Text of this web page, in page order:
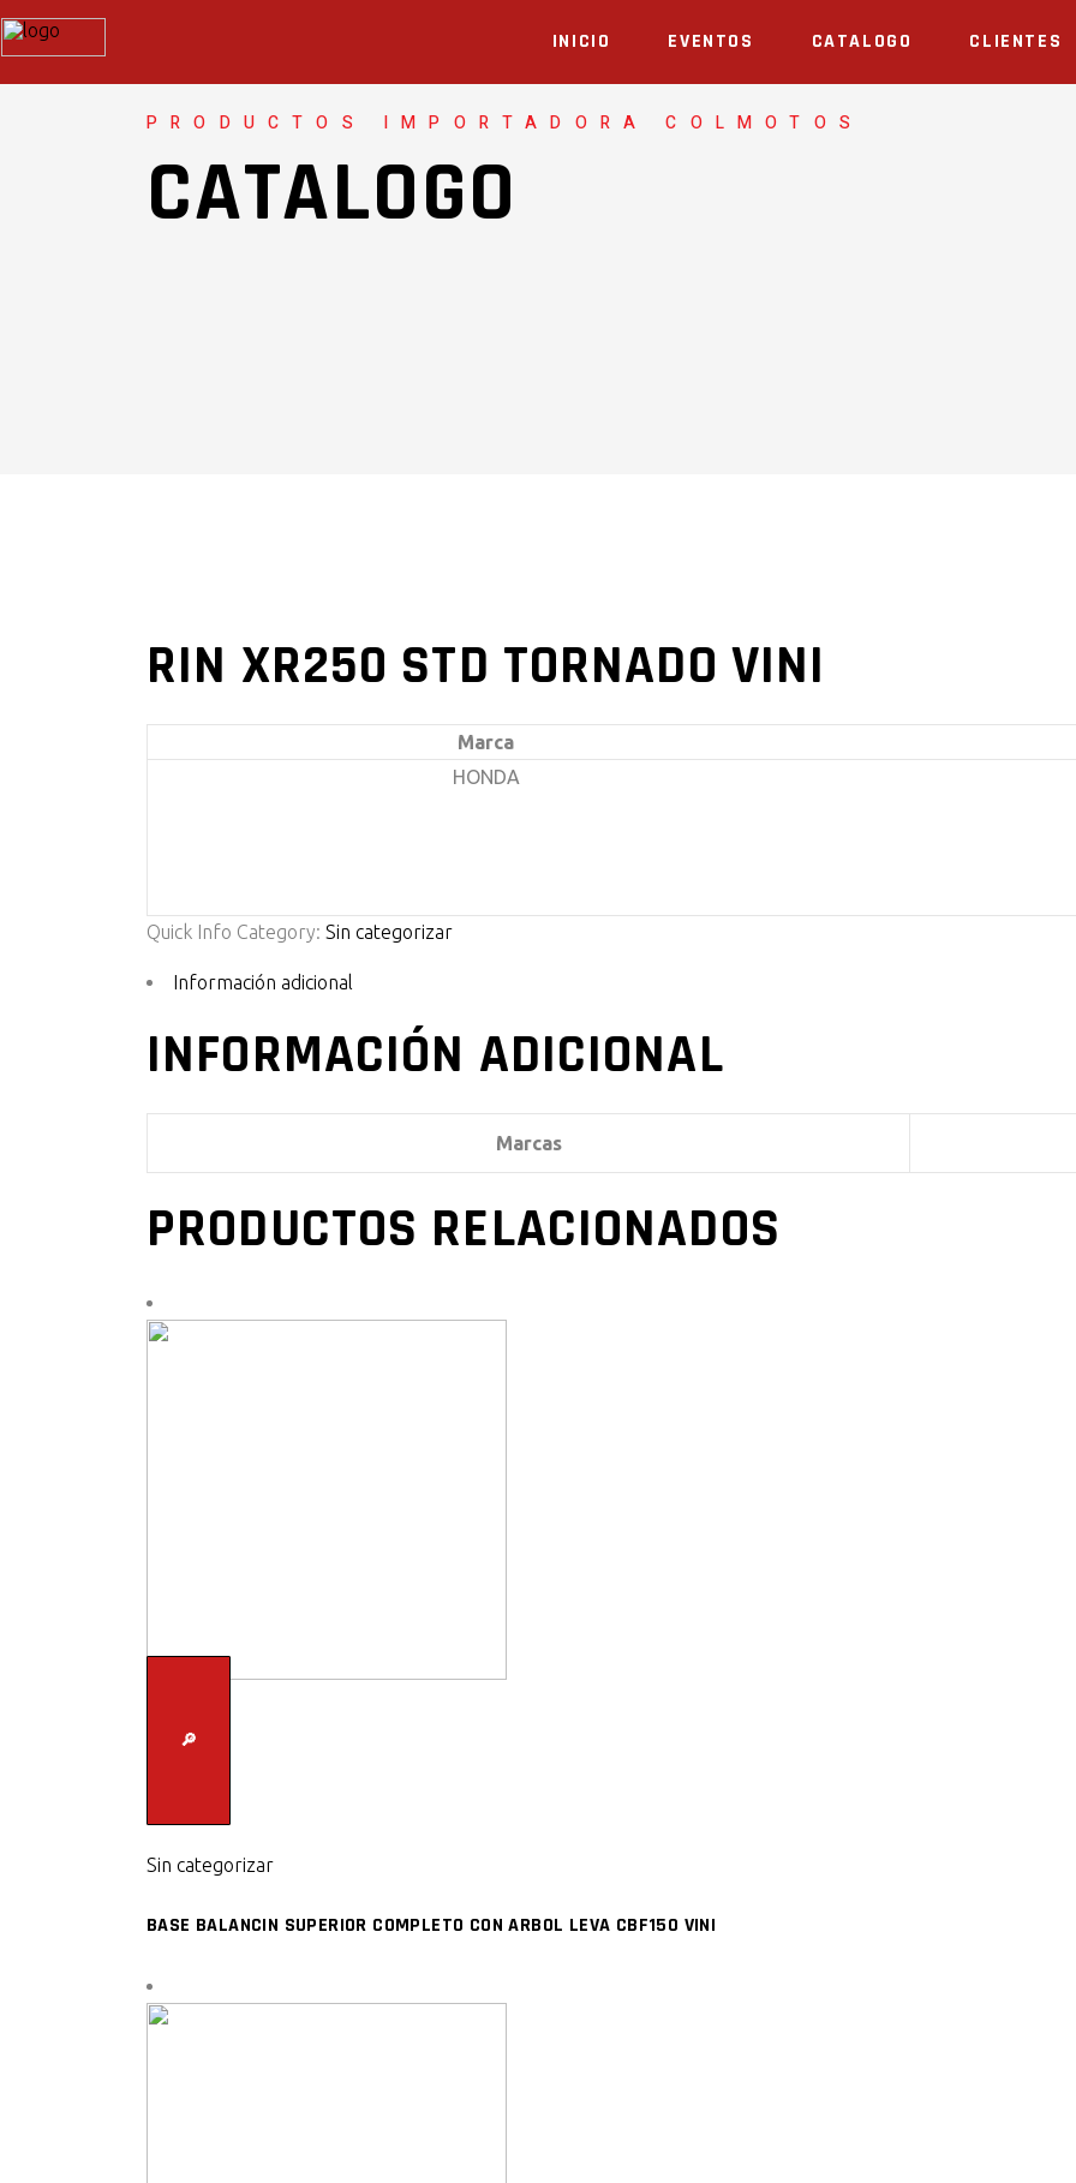
INICIO EVENTOS CATALOGO CLIENTES
PRODUCTOS IMPORTADORA COLMOTOS
CATALOGO
RIN XR250 STD TORNADO VINI
Marca
HONDA
Quick Info Category: Sin categorizar
Información adicional
INFORMACIÓN ADICIONAL
Marcas
PRODUCTOS RELACIONADOS
🔎
Sin categorizar
BASE BALANCIN SUPERIOR COMPLETO CON ARBOL LEVA CBF150 VINI